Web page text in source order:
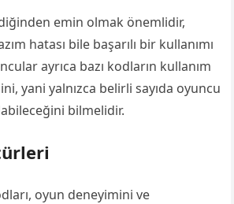
emin olmak önemlidir,
hatası bile başarılı bir kullanımı
ayrıca bazı kodların kullanım
yani yalnızca belirli sayıda oyuncu
bilmelidir.
oyun deneyimini ve